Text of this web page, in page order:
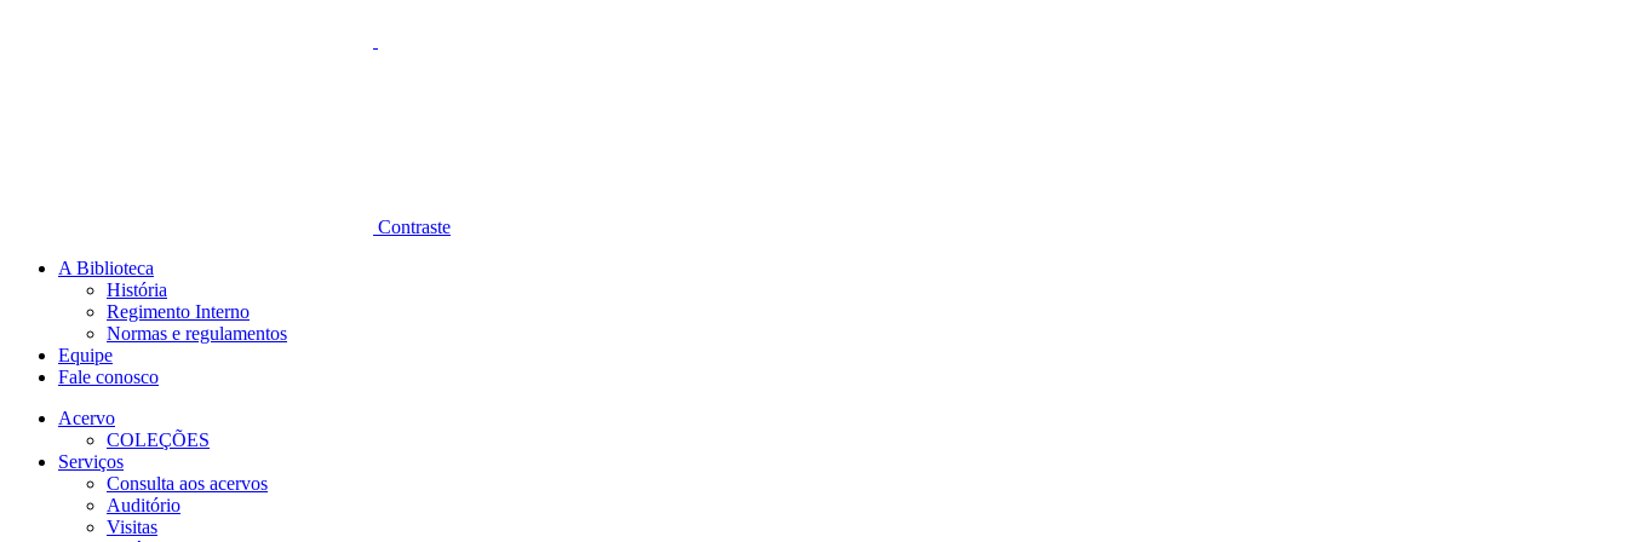
Contraste
A Biblioteca
História
Regimento Interno
Normas e regulamentos
Equipe
Fale conosco
Acervo
COLEÇÕES
Serviços
Consulta aos acervos
Auditório
Visitas